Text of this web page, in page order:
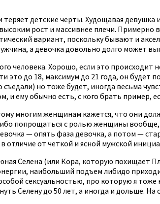
детские черты. Худощавая девушка
рост и массивнее плечи. Примерно
вариант, поскольку бывают и
а девочка довольно долго может
человека. Хорошо, если это происходит
это до 18, максимум до 21 года, он будет
но тоже будет, иногда весьма
и ему обычно есть, с кого брать пример,
многим женщинам кажется, что они
попрощаться с ролью женщины вообще,
— опять фаза девочка, а потом —
отличие от четкой и ясной мужской
Селена (или Кора, которую похищает
наибольший подъем либидо
сексуальностью, про которую я
Селену до 50 лет, а иногда и дольше. На